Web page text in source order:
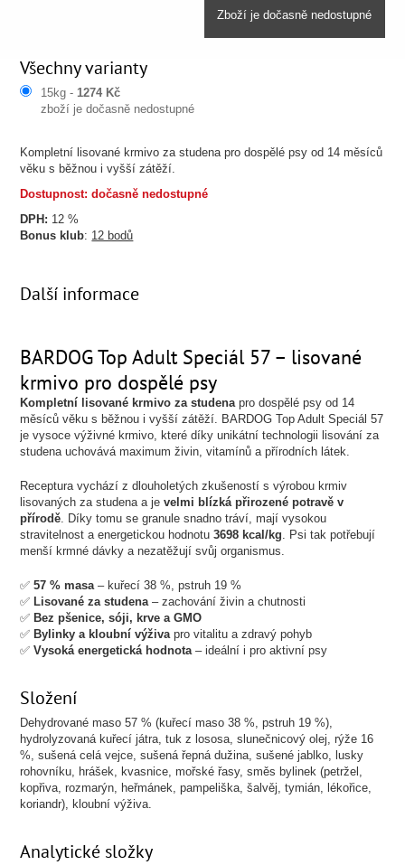
Kompletní lisované krmivo za studena pro dospělé psy od 14 měsíců
věku s běžnou i vyšší zátěží.
Dostupnost: dočasně nedostupné
DPH: 12 %
Bonus klub: 12 bodů
Zboží je dočasně nedostupné
Všechny varianty
15kg -1274 Kč
zboží je dočasně nedostupné
Další informace
BARDOG Top Adult Speciál 57 – lisované
krmivo pro dospělé psy
Kompletní lisované krmivo za studenapro dospělé psy od 14
měsíců věku s běžnou i vyšší zátěží. BARDOG Top Adult Speciál 57
je vysoce výživné krmivo, které díky unikátní technologii lisování za
studena uchovává maximum živin, vitamínů a přírodních látek.
Receptura vychází z dlouholetých zkušeností s výrobou krmiv
lisovaných za studena a jevelmi blízká přirozené potravě v
přírodě. Díky tomu se granule snadno tráví, mají vysokou
stravitelnost a energetickou hodnotu3698 kcal/kg. Psi tak potřebují
menší krmné dávky a nezatěžují svůj organismus.
✅57 % masa– kuřecí 38 %, pstruh 19 %
✅ Lisované za studena– zachování živin a chutnosti
✅ Bez pšenice, sóji, krve a GMO
✅ Bylinky a kloubní výživapro vitalitu a zdravý pohyb
✅Vysoká energetická hodnota– ideální i pro aktivní psy
Složení
Dehydrované maso 57 % (kuřecí maso 38 %, pstruh 19 %),
hydrolyzovaná kuřecí játra, tuk z lososa, slunečnicový olej, rýže 16
%, sušená celá vejce, sušená řepná dužina, sušené jablko, lusky
rohovníku, hrášek, kvasnice, mořské řasy, směs bylinek (petržel,
kopřiva, rozmarýn, heřmánek, pampeliška, šalvěj, tymián, lékořice,
koriandr), kloubní výživa.
Analytické složky